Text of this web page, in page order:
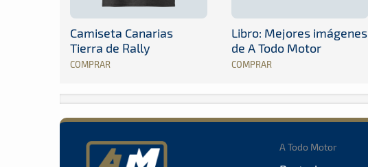
Camiseta Canarias
Tierra de Rally
COMPRAR
Libro: Mejores imágenes
de A Todo Motor
COMPRAR
A Todo Motor